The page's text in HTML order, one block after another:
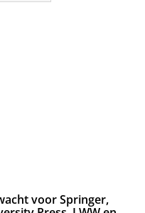
voor Springer,